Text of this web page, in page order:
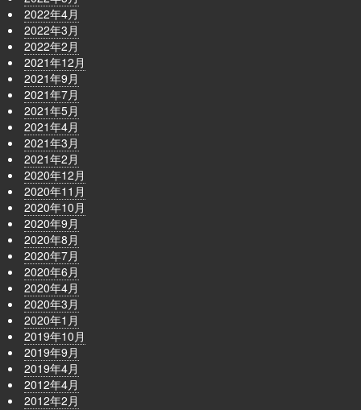
2022年4月
2022年3月
2022年2月
2021年12月
2021年9月
2021年7月
2021年5月
2021年4月
2021年3月
2021年2月
2020年12月
2020年11月
2020年10月
2020年9月
2020年8月
2020年7月
2020年6月
2020年4月
2020年3月
2020年1月
2019年10月
2019年9月
2019年4月
2012年4月
2012年2月